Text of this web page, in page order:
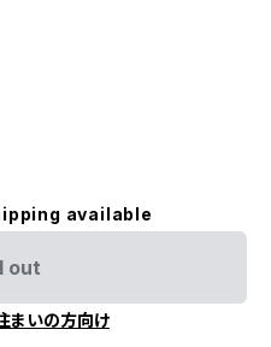
available
out
まいの方向け